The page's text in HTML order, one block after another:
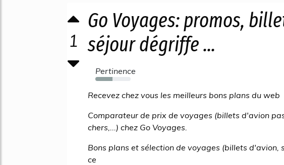
1
Go Voyages: promos,
séjour dégriffe ...
Pertinence
49%
Recevez chez vous les meilleurs bons plans du web
Comparateur de prix de voyages (billets d'avion
chers,...) chez Go Voyages.
Bons plans et sélection de voyages (billets d'avion,
ce